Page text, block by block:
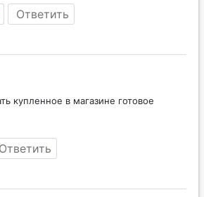
Ответить
купленное в магазине готовое
Ответить